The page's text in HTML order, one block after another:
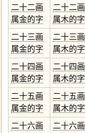
二十二画
属金的字
二十二画
属木的字
二十三画
属金的字
二十三画
属木的字
二十四画
属金的字
二十四画
属木的字
二十五画
属金的字
二十五画
属木的字
二十六画
二十六画